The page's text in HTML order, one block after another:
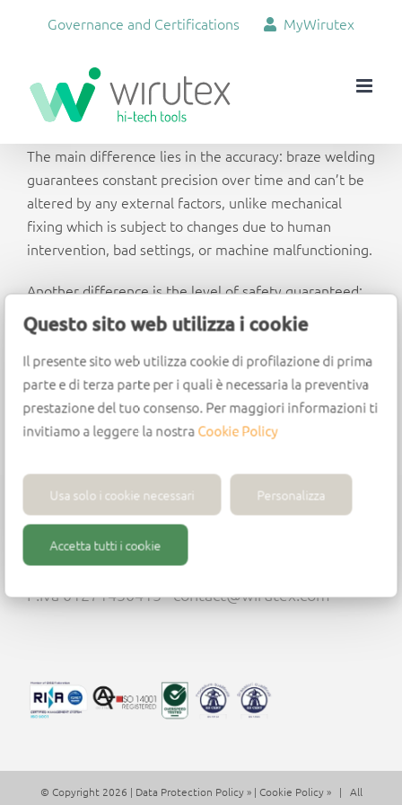
Questo sito web utilizza i cookie
Il presente sito web utilizza cookie di profilazione di prima
parte e di terza parte per i quali è necessaria la preventiva
prestazione del tuo consenso. Per maggiori informazioni ti
invitiamo a leggere la nostraCookie Policy
Usa solo i cookie necessari Personalizza
Accetta tutti i cookie
Governance and Certifications MyWirutex
The main difference lies in the accuracy: braze welding
guarantees constant precision over time and can’t be
altered by any external factors, unlike mechanical
fixing which is subject to changes due to human
intervention, bad settings, or machine malfunctioning.
Another difference is the level of safety guaranteed:
the braze-welded tool has to pass overspeed tests
with a component equal to 2x, while the mechanical
fixing tests stop at 1.5x.
Wirutex S.r.l.
Via Mario Ricci, 28 - 61122 Pesaro (PU) - Italia -
Tel. +39 (0)721 204355
P.iva 01271430413 - contact@wirutex.com
© Copyright 2026 | Data Protection Policy »| Cookie Policy »| All